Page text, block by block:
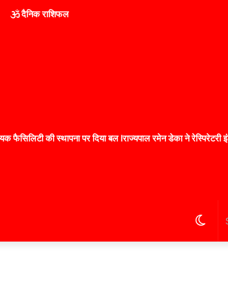
दैनिक राशिफल
फैसिलिटी की स्थापना पर दिया बल lराज्यपाल रमेन डेका ने